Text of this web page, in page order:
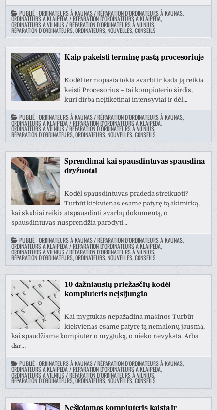
PUBLIÉ :ORDINATEURS À KAUNAS / RÉPARATION D'ORDINATEURS À KAUNAS,
ORDINATEURS À KLAIPEDA / RÉPARATION D'ORDINATEURS À KLAIPEDA,
ORDINATEURS À VILNIUS / RÉPARATION D'ORDINATEURS À VILNIUS,
RÉPARATION D'ORDINATEURS, ORDINATEURS, NOUVELLES, CONSEILS
Kaip pakeisti terminę pastą procesoriuje
Kodėl termopasta tokia svarbi ir kada ją reikia
keisti Procesorius – tai kompiuterio širdis,
kuri dirba neįtikėtinai intensyviai ir dėl…
PUBLIÉ :ORDINATEURS À KAUNAS / RÉPARATION D'ORDINATEURS À KAUNAS,
ORDINATEURS À KLAIPEDA / RÉPARATION D'ORDINATEURS À KLAIPEDA,
ORDINATEURS À VILNIUS / RÉPARATION D'ORDINATEURS À VILNIUS,
RÉPARATION D'ORDINATEURS, ORDINATEURS, NOUVELLES, CONSEILS
Sprendimai kai spausdintuvas spausdina
dryžuotai
Kodėl spausdintuvas pradeda streikuoti?
Turbūt kiekvienas esame patyrę tą akimirką,
kai skubiai reikia atspausdinti svarbų dokumentą, o
spausdintuvas nusprendžia parodyti…
PUBLIÉ :ORDINATEURS À KAUNAS / RÉPARATION D'ORDINATEURS À KAUNAS,
ORDINATEURS À KLAIPEDA / RÉPARATION D'ORDINATEURS À KLAIPEDA,
ORDINATEURS À VILNIUS / RÉPARATION D'ORDINATEURS À VILNIUS,
RÉPARATION D'ORDINATEURS, ORDINATEURS, NOUVELLES, CONSEILS
10 dažniausių priežasčių kodėl
kompiuteris neįsijungia
Kai mygtukas nepažadina mašinos Turbūt
kiekvienas esame patyrę tą nemalonų jausmą,
kai spaudžiame kompiuterio mygtuką, o nieko nevyksta. Arba
dar…
PUBLIÉ :ORDINATEURS À KAUNAS / RÉPARATION D'ORDINATEURS À KAUNAS,
ORDINATEURS À KLAIPEDA / RÉPARATION D'ORDINATEURS À KLAIPEDA,
ORDINATEURS À VILNIUS / RÉPARATION D'ORDINATEURS À VILNIUS,
RÉPARATION D'ORDINATEURS, ORDINATEURS, NOUVELLES, CONSEILS
Nešiojamas kompiuteris kaista ir